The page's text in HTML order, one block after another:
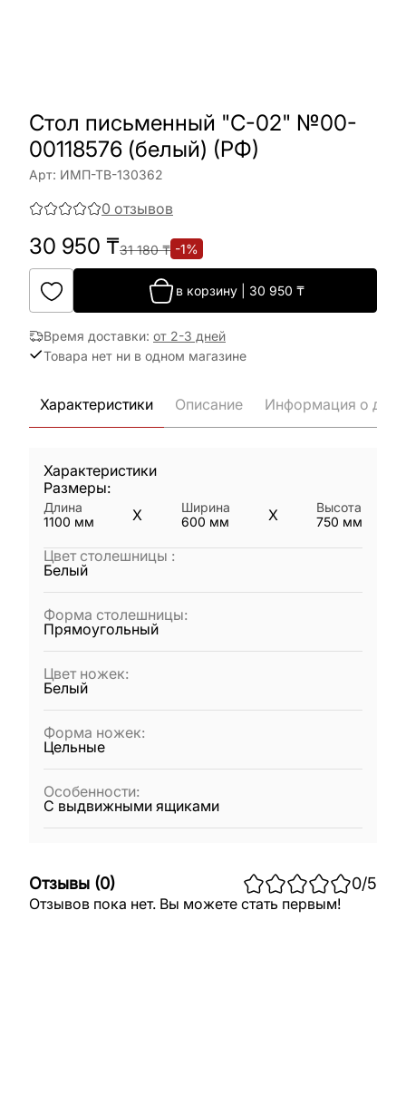
Стол письменный "С-02" №00-
00118576 (белый) (РФ)
Арт: ИМП-ТВ-130362
0 отзывов
30 950 ₸31 180₸ -1%
в корзину| 30 950 ₸
Время доставки: от 2-3 дней
Товара нет ни в одном магазине
Характеристики Описание Информация о
Характеристики
Размеры:
Длина
1100 мм X
Ширина
600 мм X
Высота
750 мм
Цвет столешницы :
Белый
Форма столешницы:
Прямоугольный
Цвет ножек:
Белый
Форма ножек:
Цельные
Особенности:
С выдвижными ящиками
Отзывы (0) 0/5
Отзывов пока нет. Вы можете стать первым!